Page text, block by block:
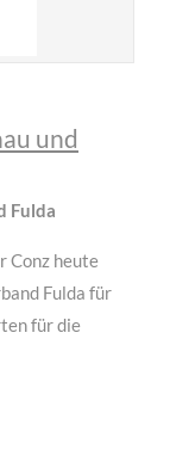
und
Fulda
Conz heute
Fulda für
für die
adipiscing